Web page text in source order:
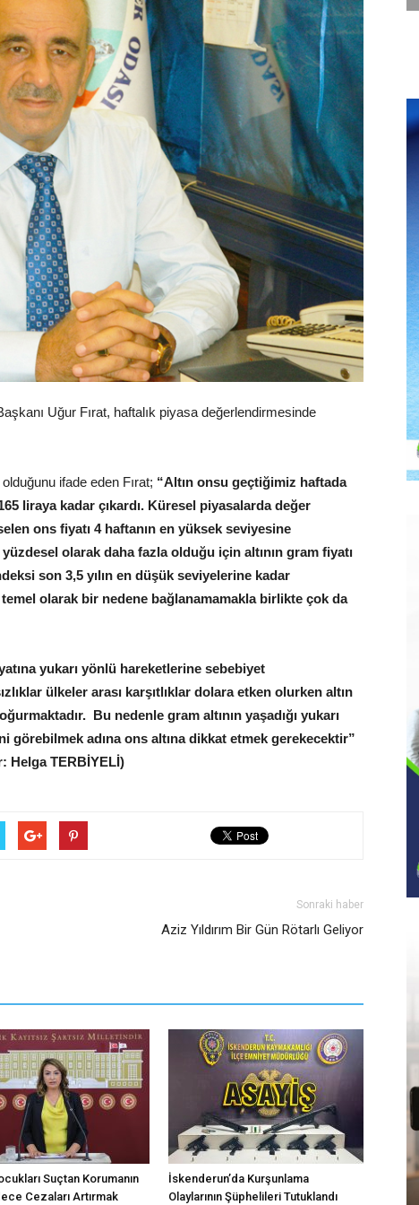
Uğur Fırat, haftalık piyasa değerlendirmesinde
ifade eden Fırat; “Altın onsu geçtiğimiz haftada
liraya kadar çıkardı. Küresel piyasalarda değer
ons fiyatı 4 haftanın en yüksek seviyesine
yüzdesel olarak daha fazla olduğu için altının gram fiyatı
son 3,5 yılın en düşük seviyelerine kadar
olarak bir nedene bağlanamamakla birlikte çok da
yukarı yönlü hareketlerine sebebiyet
ülkeler arası karşıtlıklar dolara etken olurken altın
Bu nedenle gram altının yaşadığı yukarı
görebilmek adına ons altına dikkat etmek gerekecektir”
Helga TERBİYELİ)
Sonraki haber
Aziz Yıldırım Bir Gün Rötarlı Geliyor
Suçtan Korumanın
Cezaları Artırmak
İskenderun’da Kurşunlama
Olaylarının Şüphelileri Tutuklandı